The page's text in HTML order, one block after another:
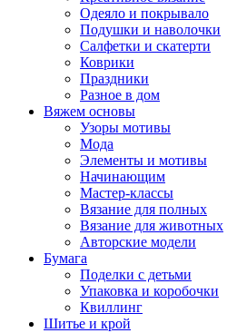
Одеяло и покрывало
Подушки и наволочки
Салфетки и скатерти
Коврики
Праздники
Разное в дом
Вяжем основы
Узоры мотивы
Мода
Элементы и мотивы
Начинающим
Мастер-классы
Вязание для полных
Вязание для животных
Авторские модели
Бумага
Поделки с детьми
Упаковка и коробочки
Квиллинг
Шитье и крой